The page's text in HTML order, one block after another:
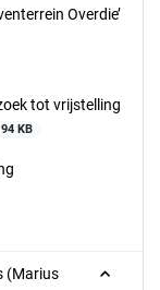
Overdie’
tot vrijstelling
94 KB
(Marius